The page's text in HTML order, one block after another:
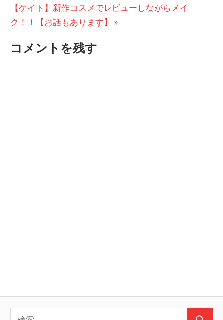
ナ
ゲ
投
稿:
次
の
稿:
【ケイト】新作コスメでレビューしながらメイ
ク！！【お話もあります】
コメントを残す